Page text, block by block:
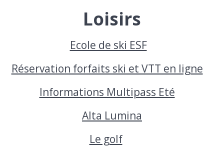
Loisirs
Ecole de ski ESF
Réservation forfaits ski et VTT en ligne
Informations Multipass Eté
Alta Lumina
Le golf